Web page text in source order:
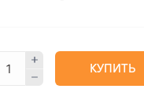
КУПИТЬ